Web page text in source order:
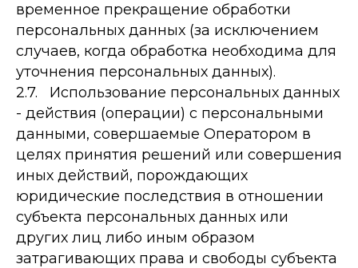
временное прекращение обработки
персональных данных (за исключением
случаев, когда обработка необходима для
уточнения персональных данных).
2.7. Использование персональных данных
- действия (операции) с персональными
данными, совершаемые Оператором в
целях принятия решений или совершения
иных действий, порождающих
юридические последствия в отношении
субъекта персональных данных или
других лиц либо иным образом
затрагивающих права и свободы субъекта